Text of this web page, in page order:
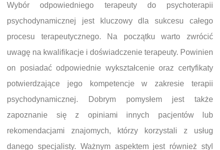
Wybór odpowiedniego terapeuty do psychoterapii
psychodynamicznej jest kluczowy dla sukcesu całego
procesu terapeutycznego. Na początku warto zwrócić
uwagę na kwalifikacje i doświadczenie terapeuty. Powinien
on posiadać odpowiednie wykształcenie oraz certyfikaty
potwierdzające jego kompetencje w zakresie terapii
psychodynamicznej. Dobrym pomysłem jest także
zapoznanie się z opiniami innych pacjentów lub
rekomendacjami znajomych, którzy korzystali z usług
danego specjalisty. Ważnym aspektem jest również styl